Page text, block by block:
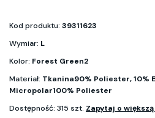
Kod produktu: 39311623
Wymiar: L
Kolor: Forest Green2
Materiał: Tkanina90% Poliester, 10%
Micropolar100% Poliester
Dostępność: 315 szt. Zapytaj o